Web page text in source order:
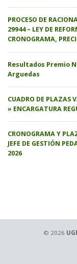
PROCESO DE
29944 – LEY DE
CRONOGRAMA,
Resultados Premio
Arguedas
CUADRO DE PLAZAS
» ENCARGATURA
CRONOGRAMA Y
JEFE DE GESTIÓN
2026
© 2026